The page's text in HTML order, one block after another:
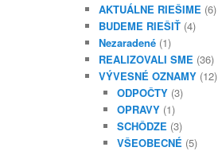
AKTUÁLNE RIEŠIME (6)
BUDEME RIEŠIŤ (4)
Nezaradené (1)
REALIZOVALI SME (36)
VÝVESNÉ OZNAMY (12)
ODPOČTY(3)
OPRAVY(1)
SCHÔDZE (3)
VŠEOBECNÉ (5)